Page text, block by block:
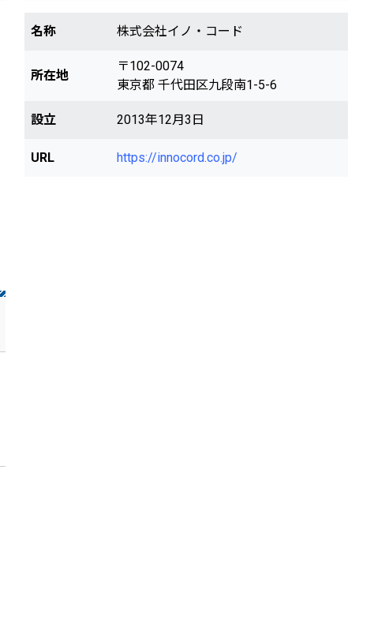
名称 株式会社イノ・コード
所在地
〒102-0074
東京都 千代田区九段南1-5-6
設立 2013年12月3日
URL https://innocord.co.jp/